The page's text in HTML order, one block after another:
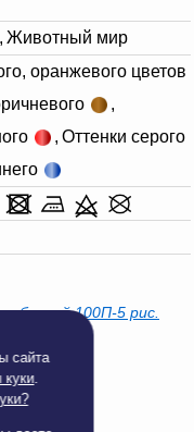
сайта
.
, Животный мир
оранжевого цветов
,
, Оттенки серого
100П-5 рис.